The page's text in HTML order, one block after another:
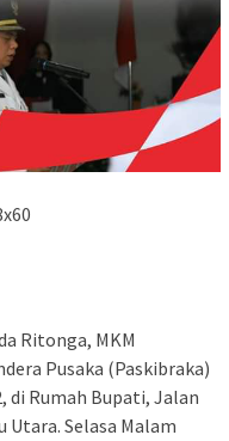
Ritonga, MKM
Pusaka (Paskibraka)
di Rumah Bupati, Jalan
Selasa Malam